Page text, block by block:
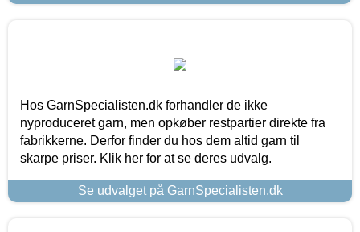
Hos GarnSpecialisten.dk forhandler de ikke
nyproduceret garn, men opkøber restpartier direkte fra
fabrikkerne. Derfor finder du hos dem altid garn til
skarpe priser. Klik her for at se deres udvalg.
Se udvalget på GarnSpecialisten.dk